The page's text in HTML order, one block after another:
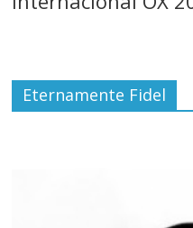
Eternamente Fidel